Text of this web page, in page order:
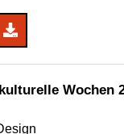
Wochen